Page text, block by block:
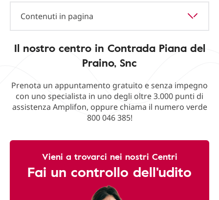
Contenuti in pagina
Il nostro centro in Contrada Piana del
Praino, Snc
Prenota un appuntamento gratuito e senza impegno
con uno specialista in uno degli oltre 3.000 punti di
assistenza Amplifon, oppure chiama il numero verde
800 046 385!
Vieni a trovarci nei nostri Centri
Fai un controllo dell'udito